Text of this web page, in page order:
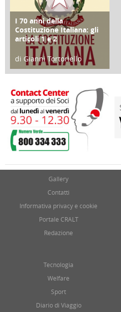
FOCUS
I 70 anni della
Costituzione Italiana: gli
articoli 1 e 2
di Gianni Tortoriello
17 Marzo 2018
Gallery
Contatti
Informativa privacy e cookie
Portale CRALT
Redazione
Tecnologia
Welfare
Sport
Diario di Viaggio